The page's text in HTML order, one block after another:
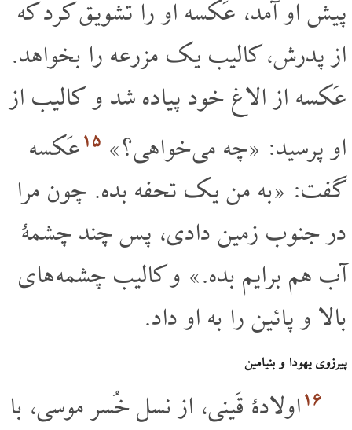
پیش او آمد، عَکسه او را تشویق کرد که
از پدرش، کالیب یک مزرعه را بخواهد.
عَکسه از الاغ خود پیاده شد و کالیب از
او پرسید: «چه می خواهی؟» ۱۵عَکسه
گفت: «به من یک تحفه بده. چون مرا
در جنوب زمین دادی، پس چند چشمۀ
آب هم برایم بده.» و کالیب چشمه های
بالا و پائین را به او داد.
پیرزوی یهودا و بنیامین
۱۶اولادۀ قَینی، از نسل خُسر موسی، با